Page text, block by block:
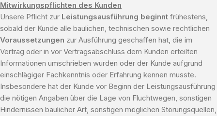
Mitwirkungspflichten des Kunden
Unsere Pflicht zur Leistungsausführung beginnt frühestens,
sobald der Kunde alle baulichen, technischen sowie rechtlichen
Voraussetzungen zur Ausführung geschaffen hat, die im
Vertrag oder in vor Vertragsabschluss dem Kunden erteilten
Informationen umschrieben wurden oder der Kunde aufgrund
einschlägiger Fachkenntnis oder Erfahrung kennen musste.
Insbesondere hat der Kunde vor Beginn der Leistungsausführung
die nötigen Angaben über die Lage von Fluchtwegen, sonstigen
Hindernissen baulicher Art, sonstigen möglichen Störungsquellen,